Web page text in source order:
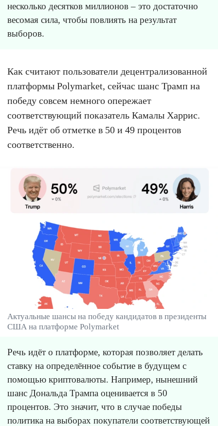
несколько десятков миллионов – это достаточно
весомая сила, чтобы повлиять на результат
выборов.
Как считают пользователи децентрализованной
платформы Polymarket, сейчас шанс Трамп на
победу совсем немного опережает
соответствующий показатель Камалы Харрис.
Речь идёт об отметке в 50 и 49 процентов
соответственно.
Актуальные шансы на победу кандидатов в президенты
США на платформе Polymarket
Речь идёт о платформе, которая позволяет делать
ставку на определённое событие в будущем с
помощью криптовалюты. Например, нынешний
шанс Дональда Трампа оценивается в 50
процентов. Это значит, что в случае победы
политика на выборах покупатели соответствующей